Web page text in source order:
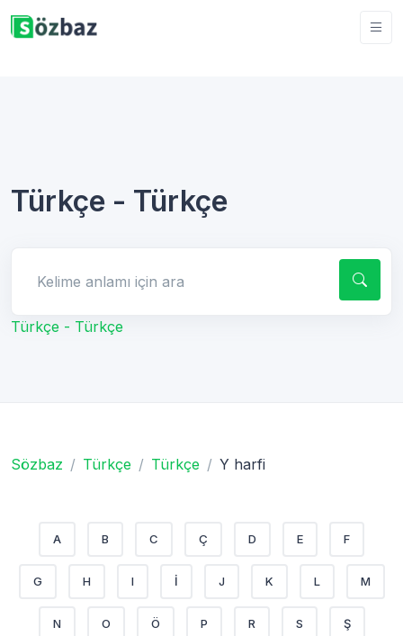
Türkçe - Türkçe
Türkçe - Türkçe
Sözbaz Türkçe Türkçe Y harfi
A B C Ç D E F
G H I İ J K L M
N O Ö P R S Ş